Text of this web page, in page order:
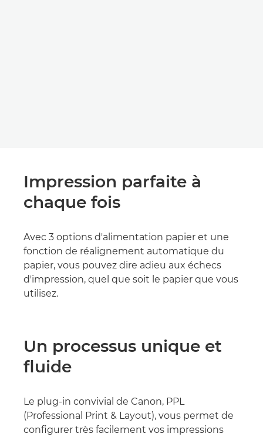
Impression parfaite à
chaque fois
Avec 3 options d'alimentation papier et une
fonction de réalignement automatique du
papier, vous pouvez dire adieu aux échecs
d'impression, quel que soit le papier que vous
utilisez.
Un processus unique et
fluide
Le plug-in convivial de Canon, PPL
(Professional Print & Layout), vous permet de
configurer très facilement vos impressions